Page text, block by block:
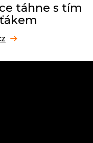
táhne s tím